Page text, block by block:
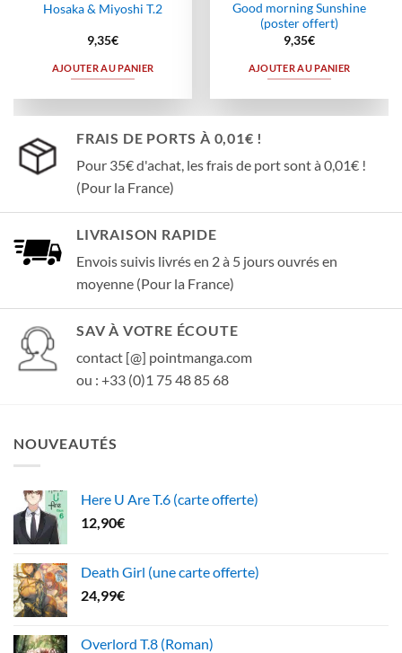
Hosaka & Miyoshi T.2
9,35€
AJOUTER AU PANIER
Good morning Sunshine
(poster offert)
9,35€
AJOUTER AU PANIER
FRAIS DE PORTS À 0,01€ !
Pour 35€ d'achat, les frais de port sont à 0,01€ !
(Pour la France)
LIVRAISON RAPIDE
Envois suivis livrés en 2 à 5 jours ouvrés en
moyenne (Pour la France)
SAV À VOTRE ÉCOUTE
contact [@] pointmanga.com
ou : +33 (0)1 75 48 85 68
NOUVEAUTÉS
Here U Are T.6 (carte offerte)
12,90€
Death Girl (une carte offerte)
24,99€
Overlord T.8 (Roman)